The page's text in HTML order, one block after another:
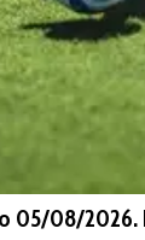
05/08/2026.